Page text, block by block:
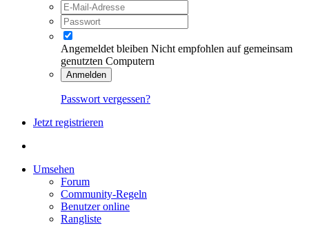
Angemeldet bleiben Nicht empfohlen auf gemeinsam
genutzten Computern
Anmelden
Passwort vergessen?
Jetzt registrieren
Umsehen
Forum
Community-Regeln
Benutzer online
Rangliste